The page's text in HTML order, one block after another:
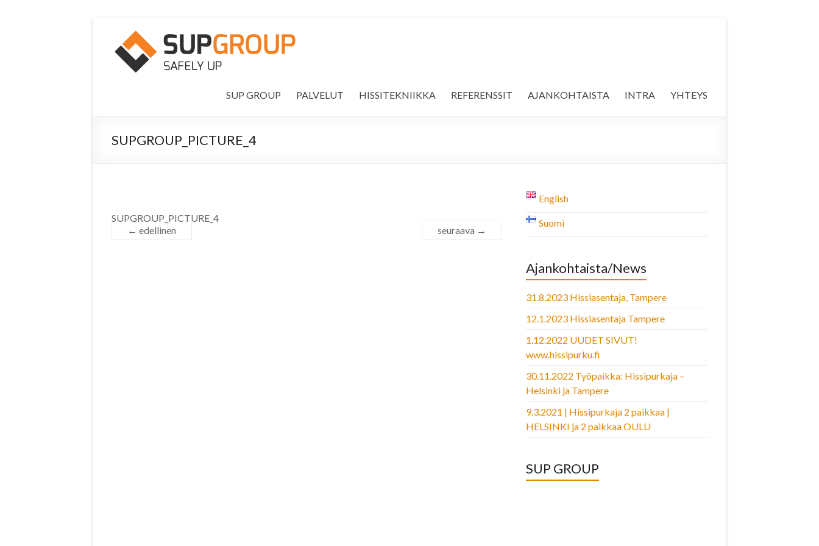
SUP GROUP PALVELUT HISSITEKNIIKKA REFERENSSIT AJANKOHTAISTA INTRA YHTEYS
SUPGROUP_PICTURE_4
SUPGROUP_PICTURE_4
← edellinen
seuraava →
English
Suomi
Ajankohtaista/News
31.8.2023 Hissiasentaja, Tampere
12.1.2023 Hissiasentaja Tampere
1.12.2022 UUDET SIVUT!
www.hissipurku.fi
30.11.2022 Työpaikka: Hissipurkaja –
Helsinki ja Tampere
9.3.2021 | Hissipurkaja 2 paikkaa |
HELSINKI ja 2 paikkaa OULU
SUP GROUP